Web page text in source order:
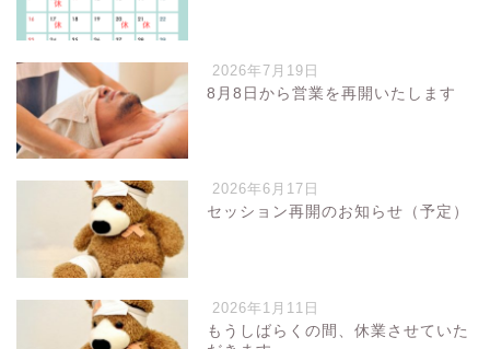
2026年7月19日
8月8日から営業を再開いたします
2026年6月17日
セッション再開のお知らせ（予定）
2026年1月11日
もうしばらくの間、休業させていた